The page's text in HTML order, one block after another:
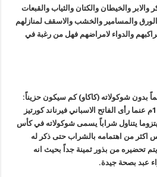
والخيطان والكتان والثياب والقبعات
والمسامير والخشب والاسقف لمنازلهم
والدواء لامراضهم فهل من رغبة في
بدون شوكولاته (كاكاو) كم سيكون حزيناً:
هذا ماكان عليه عالمنا حتي 1519م عنما رأى الفاتح الاسباني فيرناند كورتيز
يتناول شراباً يسمى شوكولاته في كأس
اكثر من اهتمامه بالشراب حتى ذكر له
تحضيره من بذور ثمينة جداً بحيث انه
عبد بصحة جيدة.